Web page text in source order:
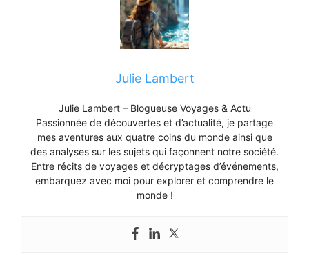
Julie Lambert
Julie Lambert – Blogueuse Voyages & Actu
Passionnée de découvertes et d’actualité, je partage
mes aventures aux quatre coins du monde ainsi que
des analyses sur les sujets qui façonnent notre société.
Entre récits de voyages et décryptages d’événements,
embarquez avec moi pour explorer et comprendre le
monde !